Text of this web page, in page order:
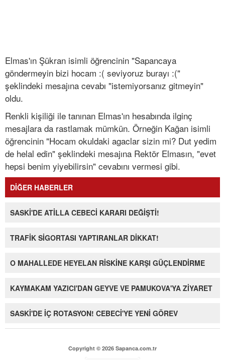
Elmas'ın Şükran isimli öğrencinin "Sapancaya
göndermeyin bizi hocam :( seviyoruz burayı :("
şeklindeki mesajına cevabı "istemiyorsanız gitmeyin"
oldu.
Renkli kişiliği ile tanınan Elmas'ın hesabında ilginç
mesajlara da rastlamak mümkün. Örneğin Kağan isimli
öğrencinin "Hocam okuldaki agaclar sizin mi? Dut yedim
de helal edin" şeklindeki mesajına Rektör Elmasın, "evet
hepsi benim yiyebilirsin" cevabını vermesi gibi.
DİĞER HABERLER
SASKİ'DE ATİLLA CEBECİ KARARI DEĞİŞTİ!
TRAFİK SİGORTASI YAPTIRANLAR DİKKAT!
O MAHALLEDE HEYELAN RİSKİNE KARŞI GÜÇLENDİRME
KAYMAKAM YAZICI'DAN GEYVE VE PAMUKOVA'YA ZİYARET
SASKİ'DE İÇ ROTASYON! CEBECİ'YE YENİ GÖREV
Copyright © 2026 Sapanca.com.tr